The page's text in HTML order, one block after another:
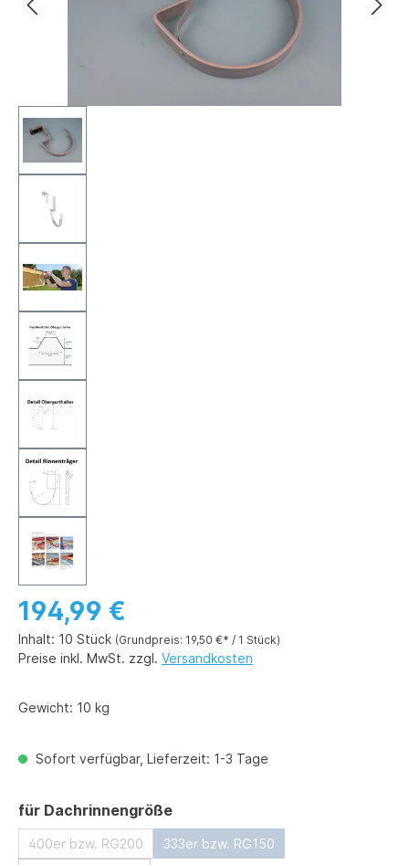
194,99 €
Inhalt: 10 Stück (Grundpreis: 19,50 €* / 1 Stück)
Preise inkl. MwSt. zzgl. Versandkosten
Gewicht: 10 kg
Sofort verfügbar, Lieferzeit: 1-3 Tage
für Dachrinnengrößeauswählen
400er bzw. RG200
333er bzw. RG150